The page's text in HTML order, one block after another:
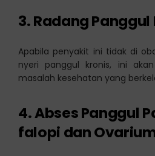
3. Radang Panggul
Apabila penyakit ini tidak di
nyeri panggul kronis, ini
masalah kesehatan yang
4. Abses Panggul
falopi dan